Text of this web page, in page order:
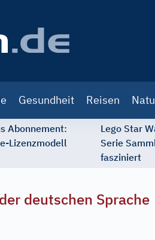
Gesundheit Reisen
Abonnement:
Lizenzmodell
Lego Star
Serie
fasziniert
deutschen Sprache